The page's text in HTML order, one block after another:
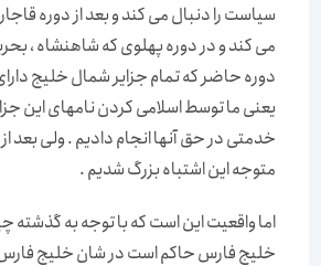
سیاست را دنبال می کند و بعد از دوره قاجار
می کند و در دوره پهلوی که شاهنشاه ،
دوره حاضر که تمام جزایر شمال خلیج دارای
یعنی ما توسط اسلامی کردن نامهای این
خدمتی در حق آنها انجام دادیم . ولی بعد از
متوجه این اشتباه بزرگ شدیم .
اما واقعیت این است که با توجه به گذشته
خلیج فارس حاکم است در شان خلیج فارس